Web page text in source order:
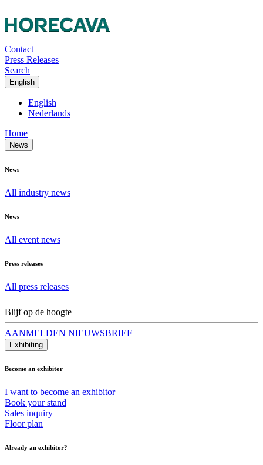
Contact
Press Releases
Search
English
English
Nederlands
Home
News
News
All industry news
News
All event news
Press releases
All press releases
Blijf op de hoogte
AANMELDEN NIEUWSBRIEF
Exhibiting
Become an exhibitor
I want to become an exhibitor
Book your stand
Sales inquiry
Floor plan
Already an exhibitor?